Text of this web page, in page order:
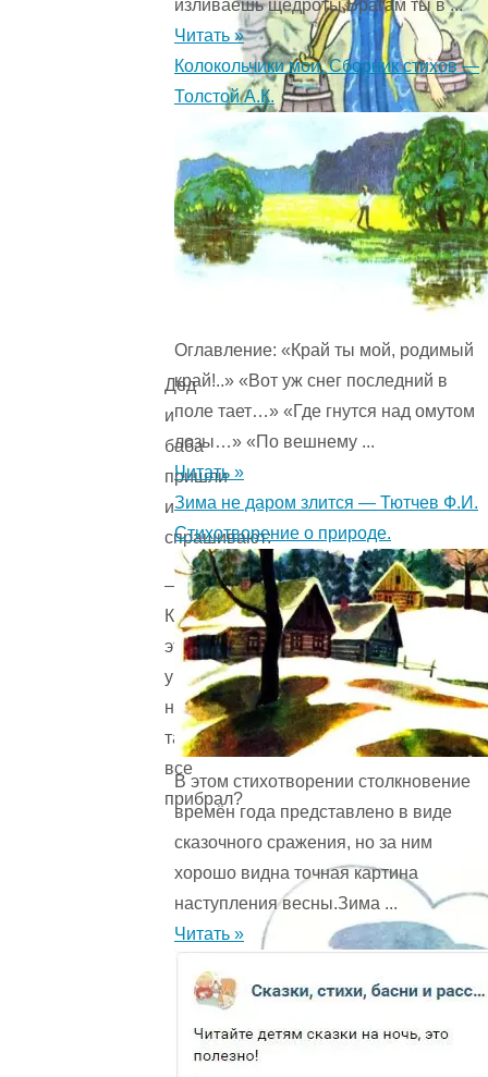
Дед
и
баба
пришли
и
спрашивают:
—
Кто
это
у
нас
так
все
прибрал?
изливаешь щедроты,Врагам ты в ...
Читать »
Колокольчики мои. Сборник стихов —
Толстой А.К.
Оглавление: «Край ты мой, родимый
край!..» «Вот уж снег последний в
поле тает…» «Где гнутся над омутом
лозы…» «По вешнему ...
Читать »
Зима не даром злится — Тютчев Ф.И.
Стихотворение о природе.
В этом стихотворении столкновение
времён года представ­лено в виде
сказочного сражения, но за ним
хорошо видна точная картина
наступления весны.Зима ...
Читать »